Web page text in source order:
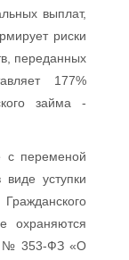
выплат,
риски
переданных
177%
займа -
с переменой
уступки
охраняются
№ 353-ФЗ «О